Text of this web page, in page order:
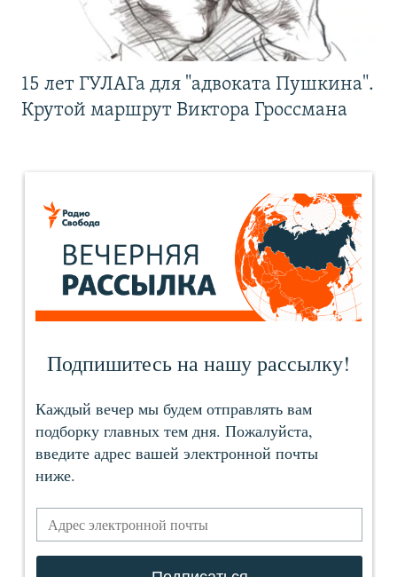
15 лет ГУЛАГа для "адвоката Пушкина".
Крутой маршрут Виктора Гроссмана